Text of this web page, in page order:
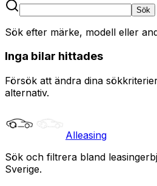
Sök
Sök efter märke, modell eller
Inga bilar hittades
Försök att ändra dina
alternativ.
Alleasing
Sök och filtrera bland
Sverige.